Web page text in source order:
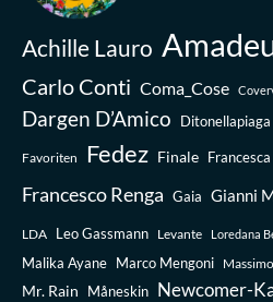
Achille Lauro
Carlo Conti Coma_Cose
Dargen D’Amico Ditonellapiaga
Favoriten Fedez Finale
Francesco Renga Gaia Gianni
LDA Leo Gassmann Levante Loredana
Malika Ayane Marco Mengoni
Mr. Rain Måneskin Newcomer-